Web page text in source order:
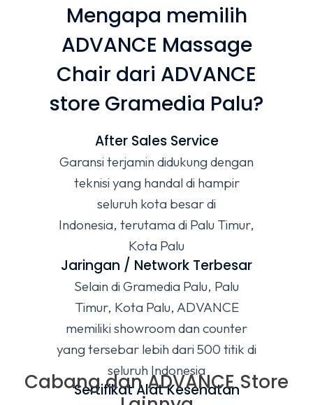
Mengapa memilih
ADVANCE Massage
Chair dari ADVANCE
store Gramedia Palu?
After Sales Service
Garansi terjamin didukung dengan
teknisi yang handal di hampir
seluruh kota besar di
Indonesia, terutama di Palu Timur,
Kota Palu
Jaringan / Network Terbesar
Selain di Gramedia Palu, Palu
Timur, Kota Palu, ADVANCE
memiliki showroom dan counter
yang tersebar lebih dari 500 titik di
seluruh Indonesia
Sertifikat Alat Kesehatan
Cabang dan ADVANCE Store